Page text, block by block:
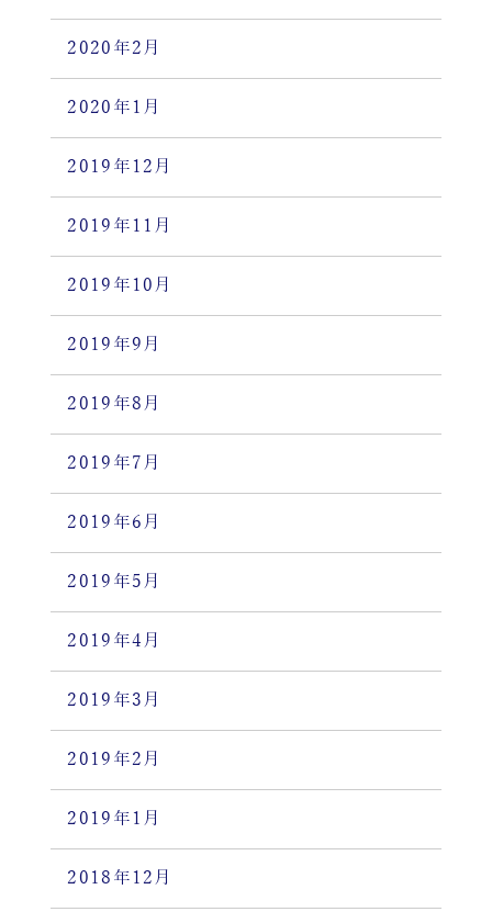
2020年2月
2020年1月
2019年12月
2019年11月
2019年10月
2019年9月
2019年8月
2019年7月
2019年6月
2019年5月
2019年4月
2019年3月
2019年2月
2019年1月
2018年12月